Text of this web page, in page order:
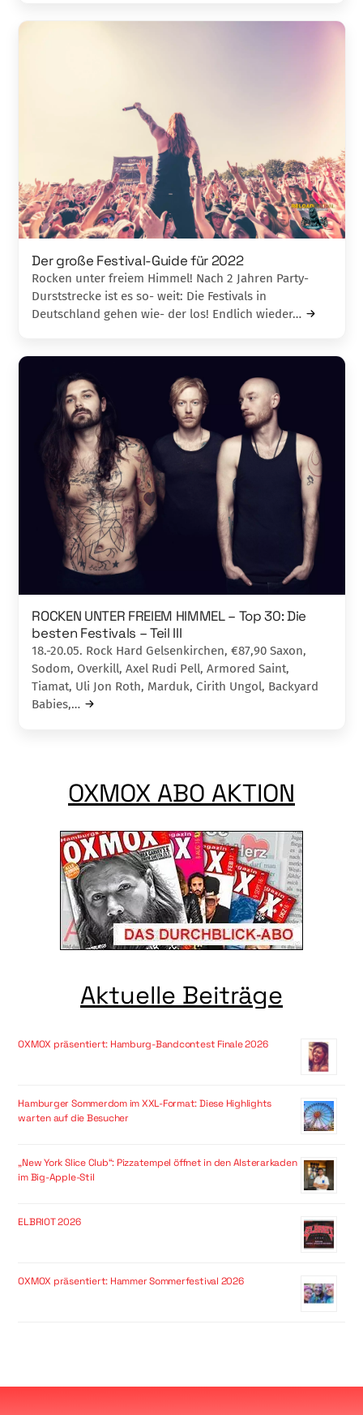
Der große Festival-Guide für 2022
Rocken unter freiem Himmel! Nach 2 Jahren Party-
Durststrecke ist es so- weit: Die Festivals in
Deutschland gehen wie- der los! Endlich wieder…
ROCKEN UNTER FREIEM HIMMEL – Top 30: Die
besten Festivals – Teil III
18.-20.05. Rock Hard Gelsenkirchen, €87,90 Saxon,
Sodom, Overkill, Axel Rudi Pell, Armored Saint,
Tiamat, Uli Jon Roth, Marduk, Cirith Ungol, Backyard
Babies,…
OXMOX ABO AKTION
Aktuelle Beiträge
OXMOX präsentiert: Hamburg-Bandcontest Finale 2026
Hamburger Sommerdom im XXL-Format: Diese Highlights
warten auf die Besucher
„New York Slice Club“: Pizzatempel öffnet in den Alsterarkaden
im Big-Apple-Stil
ELBRIOT 2026
OXMOX präsentiert: Hammer Sommerfestival 2026